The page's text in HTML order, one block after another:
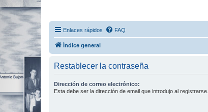
Enlaces rápidos FAQ
Índice general
Restablecer la contraseña
Dirección de correo electrónico:
Esta debe ser la dirección de email que introdujo al registrarse.